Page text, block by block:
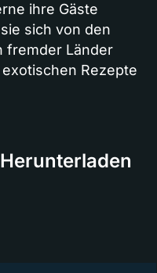
ihre Gäste
sich von den
fremder Länder
Rezepte